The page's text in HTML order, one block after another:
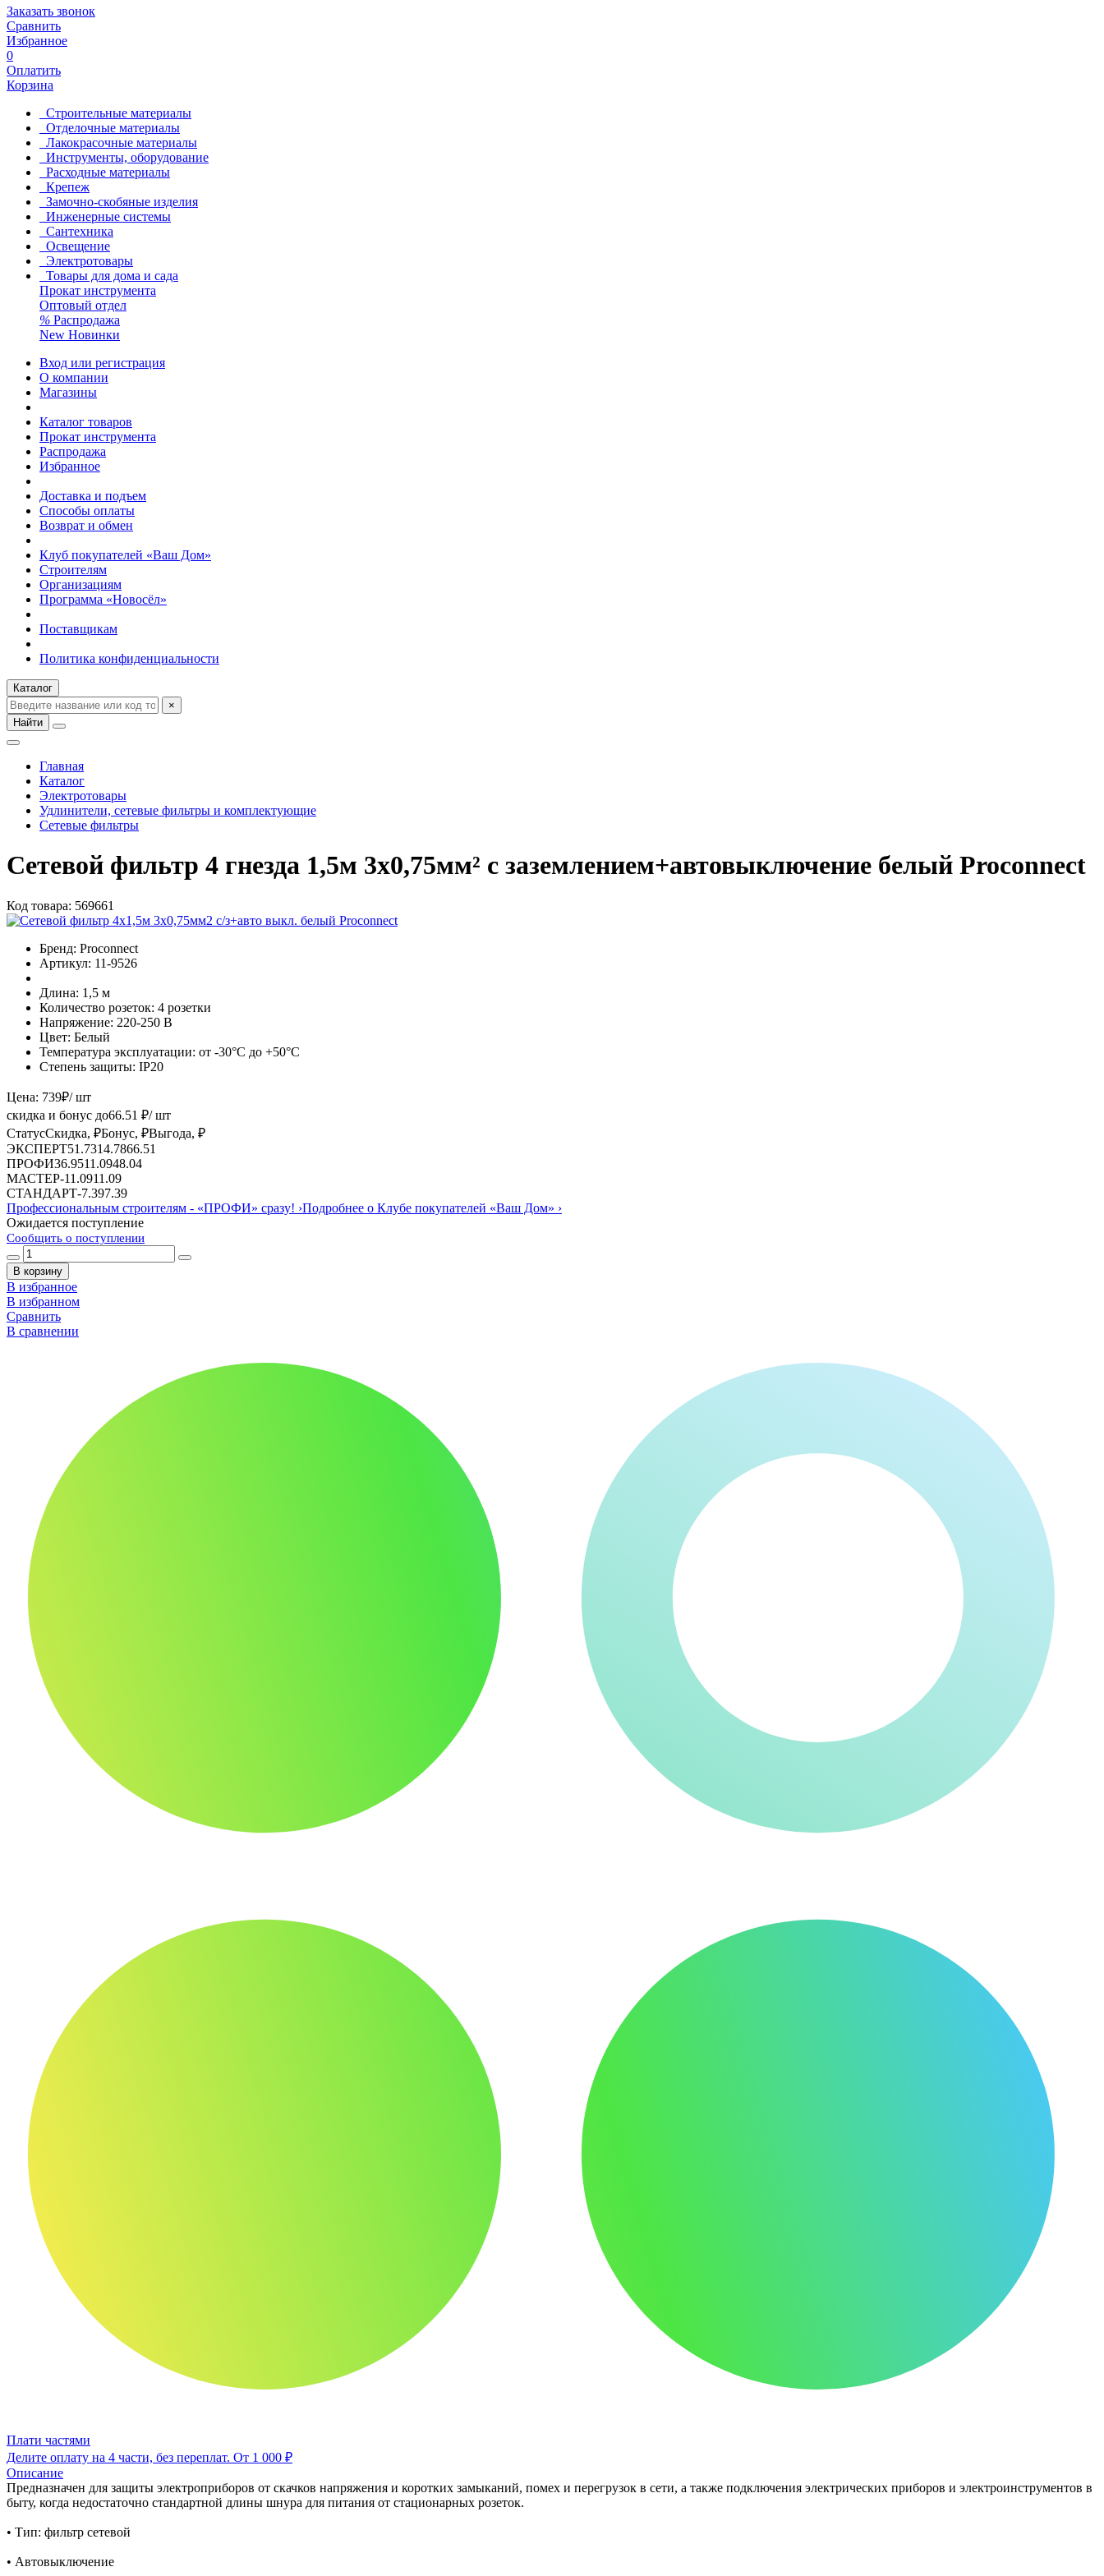
Заказать звонок
Сравнить
Избранное
0
Оплатить
Корзина
Строительные материалы
Отделочные материалы
Лакокрасочные материалы
Инструменты, оборудование
Расходные материалы
Крепеж
Замочно-скобяные изделия
Инженерные системы
Сантехника
Освещение
Электротовары
Товары для дома и сада
Прокат инструмента
Оптовый отдел
% Распродажа
New Новинки
Вход или регистрация
О компании
Магазины
Каталог товаров
Прокат инструмента
Распродажа
Избранное
Доставка и подъем
Способы оплаты
Возврат и обмен
Клуб покупателей «Ваш Дом»
Строителям
Организациям
Программа «Новосёл»
Поставщикам
Политика конфиденциальности
Каталог
×
Найти
Главная
Каталог
Электротовары
Удлинители, сетевые фильтры и комплектующие
Сетевые фильтры
Сетевой фильтр 4 гнезда 1,5м 3х0,75мм² с заземлением+автовыключение белый Proconnect
Код товара: 569661
Бренд: Proconnect
Артикул: 11-9526
Длина: 1,5 м
Количество розеток: 4 розетки
Напряжение: 220-250 В
Цвет: Белый
Температура эксплуатации: от -30°С до +50°С
Степень защиты: IP20
Цена: 739₽/ шт
скидка и бонус до66.51 ₽/ шт
СтатусСкидка, ₽Бонус, ₽Выгода, ₽
ЭКСПЕРТ51.7314.7866.51
ПРОФИ36.9511.0948.04
МАСТЕР-11.0911.09
СТАНДАРТ-7.397.39
Профессиональным строителям - «ПРОФИ» сразу! ›Подробнее о Клубе покупателей «Ваш Дом» ›
Ожидается поступление
Сообщить о поступлении
В корзину
В избранное
В избранном
Сравнить
В сравнении
Плати частями
Делите оплату на 4 части, без переплат. От 1 000 ₽
Описание
Предназначен для защиты электроприборов от скачков напряжения и коротких замыканий, помех и перегрузок в сети, а также подключения электрических приборов и электроинструментов в
быту, когда недостаточно стандартной длины шнура для питания от стационарных розеток.
• Тип: фильтр сетевой
• Автовыключение